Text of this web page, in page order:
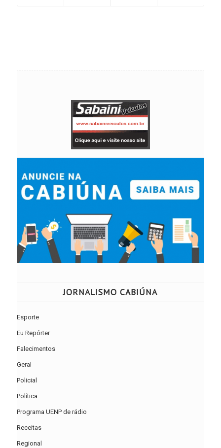
JORNALISMO CABIÚNA
Esporte
Eu Repórter
Falecimentos
Geral
Policial
Política
Programa UENP de rádio
Receitas
Regional